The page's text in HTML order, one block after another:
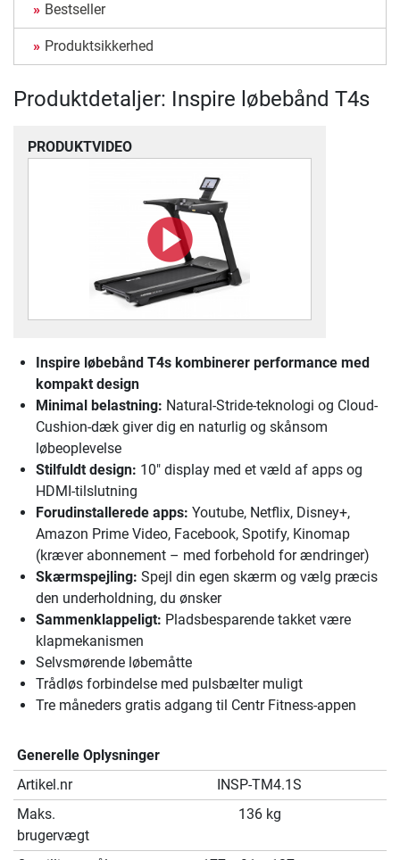
Bestseller
Produktsikkerhed
Produktdetaljer: Inspire løbebånd T4s
PRODUKTVIDEO
Inspire løbebånd T4s kombinerer performance med
kompakt design
Minimal belastning: Natural-Stride-teknologi og Cloud-
Cushion-dæk giver dig en naturlig og skånsom
løbeoplevelse
Stilfuldt design: 10" display med et væld af apps og
HDMI-tilslutning
Forudinstallerede apps: Youtube, Netflix, Disney+,
Amazon Prime Video, Facebook, Spotify, Kinomap
(kræver abonnement – med forbehold for ændringer)
Skærmspejling: Spejl din egen skærm og vælg præcis
den underholdning, du ønsker
Sammenklappeligt: Pladsbesparende takket være
klapmekanismen
Selvsmørende løbemåtte
Trådløs forbindelse med pulsbælter muligt
Tre måneders gratis adgang til Centr Fitness-appen
Generelle Oplysninger
Artikel.nr
INSP-TM4.1S
Maks.
brugervægt
136 kg